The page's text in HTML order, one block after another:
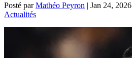
Posté parMathéo Peyron | Jan 24, 2026
Actualités